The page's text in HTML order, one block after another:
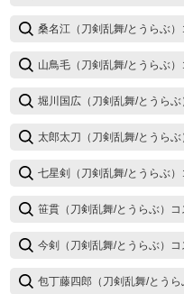
桑名江（刀剣乱舞/とうらぶ
山鳥毛（刀剣乱舞/とうらぶ
堀川国広（刀剣乱舞/とうら
太郎太刀（刀剣乱舞/とうら
七星剣（刀剣乱舞/とうらぶ
笹貫（刀剣乱舞/とうらぶ）
今剣（刀剣乱舞/とうらぶ）
包丁藤四郎（刀剣乱舞/とう